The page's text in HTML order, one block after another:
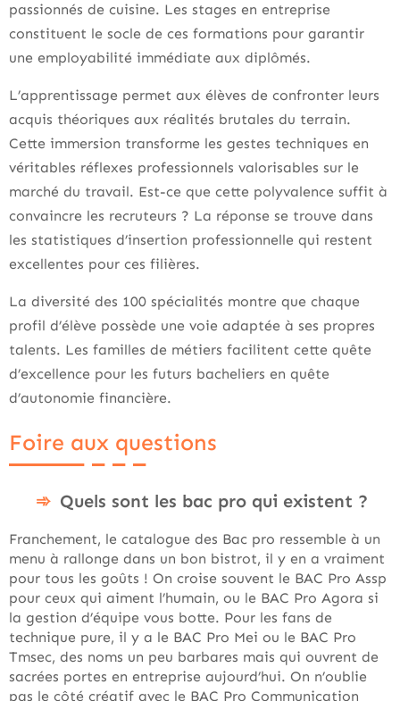
passionnés de cuisine. Les stages en entreprise
constituent le socle de ces formations pour garantir
une employabilité immédiate aux diplômés.
L’apprentissage permet aux élèves de confronter leurs
acquis théoriques aux réalités brutales du terrain.
Cette immersion transforme les gestes techniques en
véritables réflexes professionnels valorisables sur le
marché du travail. Est-ce que cette polyvalence suffit à
convaincre les recruteurs ? La réponse se trouve dans
les statistiques d’insertion professionnelle qui restent
excellentes pour ces filières.
La diversité des 100 spécialités montre que chaque
profil d’élève possède une voie adaptée à ses propres
talents. Les familles de métiers facilitent cette quête
d’excellence pour les futurs bacheliers en quête
d’autonomie financière.
Foire aux questions
Quels sont les bac pro qui existent ?
Franchement, le catalogue des Bac pro ressemble à un
menu à rallonge dans un bon bistrot, il y en a vraiment
pour tous les goûts ! On croise souvent le BAC Pro Assp
pour ceux qui aiment l’humain, ou le BAC Pro Agora si
la gestion d’équipe vous botte. Pour les fans de
technique pure, il y a le BAC Pro Mei ou le BAC Pro
Tmsec, des noms un peu barbares mais qui ouvrent de
sacrées portes en entreprise aujourd’hui. On n’oublie
pas le côté créatif avec le BAC Pro Communication